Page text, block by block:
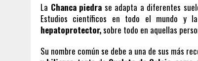
La Chanca piedra se adapta a diferentes
Estudios científicos en todo el mundo y
hepatoprotector,sobre todo en aquellas
Su nombre común se debe a una de sus más